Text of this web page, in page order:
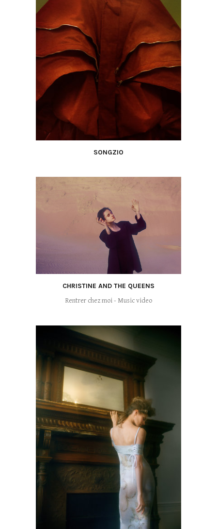
SONGZIO
CHRISTINE AND THE QUEENS
Rentrer chez moi - Music video